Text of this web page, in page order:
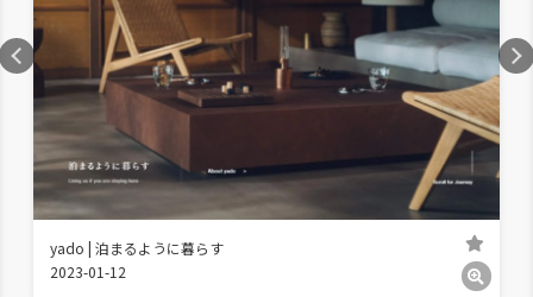
yado | 泊まるように暮らす
2023-01-12